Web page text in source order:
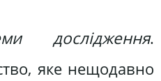
дослідження.
яке нещодавно